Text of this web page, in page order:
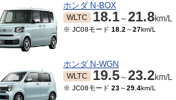
ホンダ N-BOX
WLTC 18.1～21.8km/L
※ JC08モード 18.2 ～27km/L
ホンダ N-WGN
WLTC 19.5～23.2km/L
※ JC08モード 23～29.4km/L